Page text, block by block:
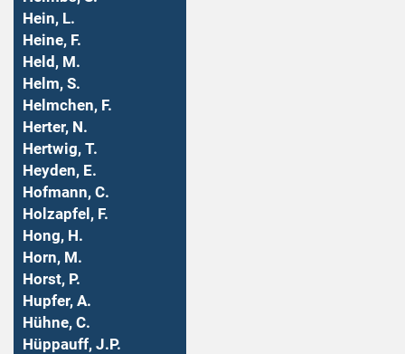
Hein, L.
Heine, F.
Held, M.
Helm, S.
Helmchen, F.
Herter, N.
Hertwig, T.
Heyden, E.
Hofmann, C.
Holzapfel, F.
Hong, H.
Horn, M.
Horst, P.
Hupfer, A.
Hühne, C.
Hüppauff, J.P.